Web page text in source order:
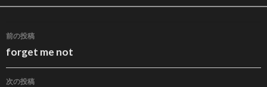
投稿ナビゲーション
前の投稿
forget me not
次の投稿